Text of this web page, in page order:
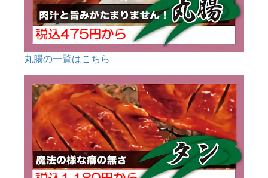
丸腸の一覧はこちら